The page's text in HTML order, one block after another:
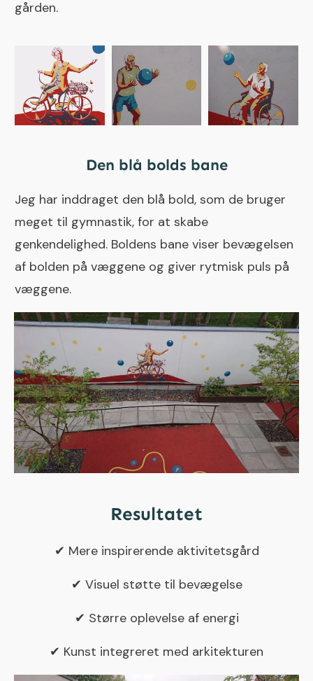
gården.
Den blå bolds bane
Jeg har inddraget den blå bold, som de bruger
meget til gymnastik, for at skabe
genkendelighed. Boldens bane viser bevægelsen
af bolden på væggene og giver rytmisk puls på
væggene.
Resultatet
✔ Mere inspirerende aktivitetsgård
✔ Visuel støtte til bevægelse
✔ Større oplevelse af energi
✔ Kunst integreret med arkitekturen